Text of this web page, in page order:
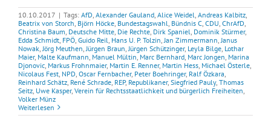
10.10.2017 | Tags: AfD Alexander Gauland Alice Weidel Andreas Kalbitz
Beatrix von Storch Björn Höcke Bundestagswahl Bündnis C CDU ChrAfD
Christina Baum Deutsche Mitte Die Rechte Dirk Spaniel Dominik Stürmer,
Edda Schmidt FPÖ Guido Reil Hans U. P. Tolzin Jan Zimmermann Janus
Nowak Jörg Meuthen Jürgen Braun Jürgen Schützinger, Leyla Bilge Lothar
Maier, Malte Kaufmann Manuel Mültin Marc Bernhard Marc Jongen Marina
Djonovic Markus Frohnmaier, Martin E. Renner, Martin Hess Michael Österle
Nicolaus Fest NPD Oscar Fernbacher, Peter Boehringer, Ralf Özkara
Reinhard Schätz René Schrade REP, Republikaner, Siegfried Pauly, Thomas
Seitz Uwe Kasper, Verein für Rechtsstaatlichkeit und bürgerlich Freiheiten
Volker Münz
Weiterlesen